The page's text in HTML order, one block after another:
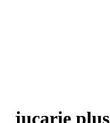
jucarie plus